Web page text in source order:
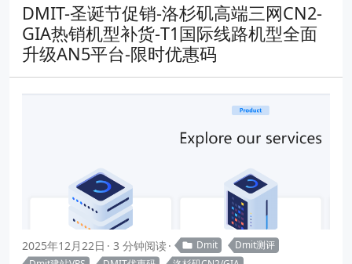
DMIT-圣诞节促销-洛杉矶高端三网CN2-
GIA热销机型补货-T1国际线路机型全面
升级AN5平台-限时优惠码
2025年12月22日 3 分钟阅读 Dmit
Dmit测评